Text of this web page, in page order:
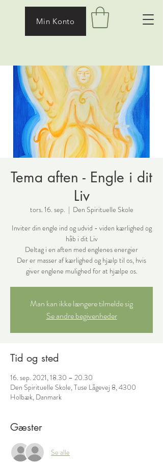
Min Konto
Tema aften - Engle i dit
Liv
tors. 16. sep.
  |
Den Spirituelle Skole
Inviter din engle ind og udvid - viden kærlighed og
håb i dit Liv
Deltag i en aften med englenes energier
Der er masser af kærlighed og hjælp til os, hvis
Man kan ikke længere tilmelde sig
Se andre begivenheder
Tid og sted
16. sep. 2021, 18.30 – 20.30
Den Spirituelle Skole, Tuse Lågevej 8, 4300
Holbæk, Danmark
Gæster
Se alle